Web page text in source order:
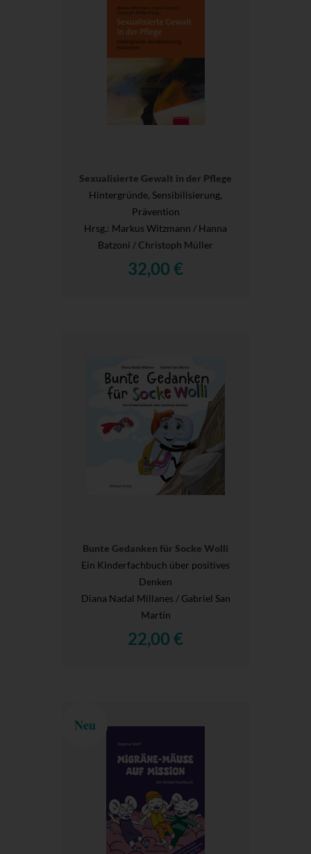
Sexualisierte Gewalt in der Pflege
Hintergründe, Sensibilisierung,
Prävention
Hrsg.: Markus Witzmann / Hanna
Batzoni / Christoph Müller
32,00 €
Bunte Gedanken für Socke Wolli
Ein Kinderfachbuch über positives
Denken
Diana Nadal Millanes / Gabriel San
Martín
22,00 €
Neu